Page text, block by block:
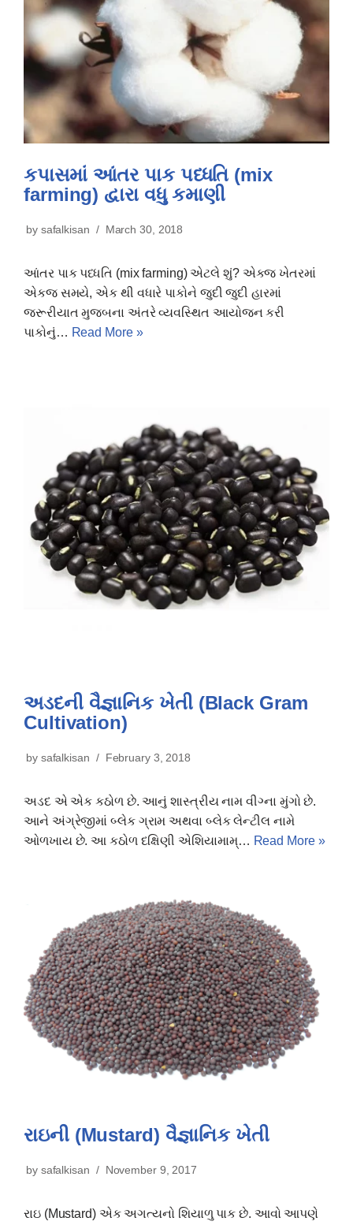
કપાસમાં આંતર પાક પધ્ધતિ (mix
farming) દ્વારા વધુ કમાણી
by safalkisan March 30, 2018
આંતર પાક પધ્ધતિ (mix farming) એટલે શું? એકજ ખેતરમાં
એકજ સમયે, એક થી વધારે પાકોને જુદી જુદી હારમાં
જરૂરીયાત મુજબના અંતરે વ્યવસ્થિત આયોજન કરી
પાકોનું… Read More »
અડદની વૈજ્ઞાનિક ખેતી (Black Gram
Cultivation)
by safalkisan February 3, 2018
અડદ એ એક કઠોળ છે. આનું શાસ્ત્રીય નામ વીગ્ના મુંગો છે.
આને અંગ્રેજીમાં બ્લેક ગ્રામ અથવા બ્લેક લેન્ટીલ નામે
ઓળખાય છે. આ કઠોળ દક્ષિણી એશિયામામ્… Read More »
રાઇની (Mustard) વૈજ્ઞાનિક ખેતી
by safalkisan November 9, 2017
રાઇ (Mustard) એક અગત્યનો શિયાળુ પાક છે. આવો આપણે